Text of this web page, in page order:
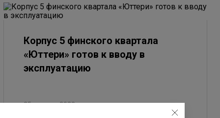
Корпус 5 финского квартала
«Юттери» готов к вводу в
эксплуатацию
25 августа 2022